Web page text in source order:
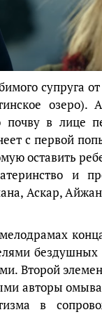
супруга
озеро).
почву в лице
с первой
оставить
и
Аскар,
Второй
авторы
в